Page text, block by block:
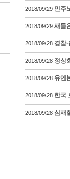
2018/09/29 민주
2018/09/29 새들
2018/09/28 경찰
2018/09/28 정상
2018/09/28 유엔
2018/09/28 한국
2018/09/28 심재